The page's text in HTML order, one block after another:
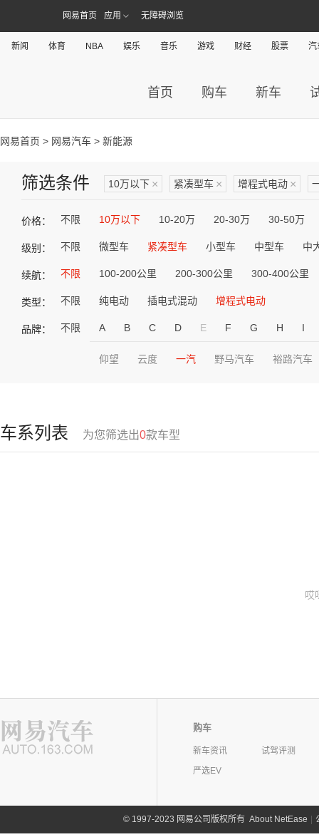
网易首页 应用 无障碍浏览
新闻 体育 NBA 娱乐 音乐 游戏 财经 股票 汽
首页 购车 新车
网易首页 > 网易汽车 > 新能源
筛选条件 10万以下 × 紧凑型车 × 增程式电动 ×
价格： 不限 10万以下 10-20万 20-30万 30-50万
级别： 不限 微型车 紧凑型车 小型车 中型车 中
续航： 不限 100-200公里 200-300公里 300-400公里
类型： 不限 纯电动 插电式混动 增程式电动
品牌： 不限 A B C D E F G H I
仰望 云度 一汽 野马汽车 裕路汽车
车系列表 为您筛选出0款车型
哎
购车
新车资讯
试驾评测
严选EV
©1997-2023 网易公司版权所有 About NetEase